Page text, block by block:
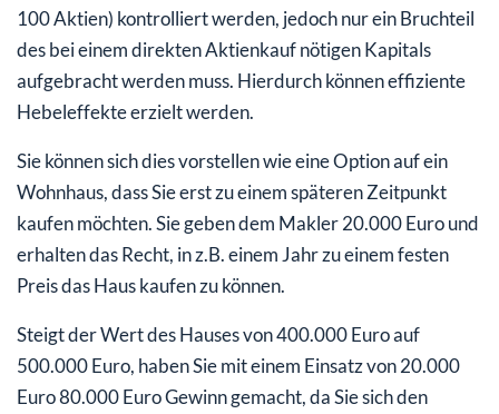
100 Aktien) kontrolliert werden, jedoch nur ein Bruchteil
des bei einem direkten Aktienkauf nötigen Kapitals
aufgebracht werden muss. Hierdurch können effiziente
Hebeleffekte erzielt werden.
Sie können sich dies vorstellen wie eine Option auf ein
Wohnhaus, dass Sie erst zu einem späteren Zeitpunkt
kaufen möchten. Sie geben dem Makler 20.000 Euro und
erhalten das Recht, in z.B. einem Jahr zu einem festen
Preis das Haus kaufen zu können.
Steigt der Wert des Hauses von 400.000 Euro auf
500.000 Euro, haben Sie mit einem Einsatz von 20.000
Euro 80.000 Euro Gewinn gemacht, da Sie sich den